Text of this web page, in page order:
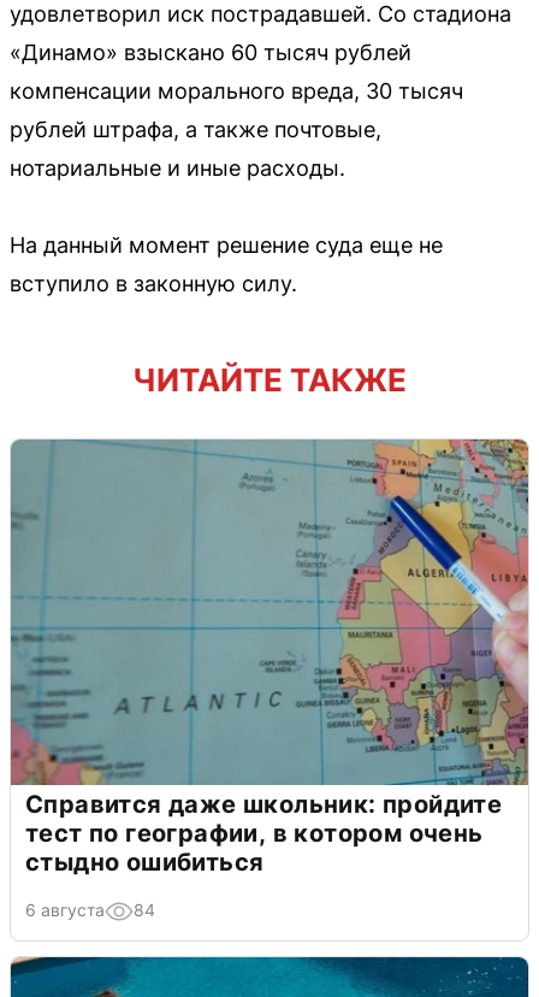
удовлетворил иск пострадавшей. Со стадиона
«Динамо» взыскано 60 тысяч рублей
компенсации морального вреда, 30 тысяч
рублей штрафа, а также почтовые,
нотариальные и иные расходы.
На данный момент решение суда еще не
вступило в законную силу.
ЧИТАЙТЕ ТАКЖЕ
Справится даже школьник: пройдите
тест по географии, в котором очень
стыдно ошибиться
6 августа 84